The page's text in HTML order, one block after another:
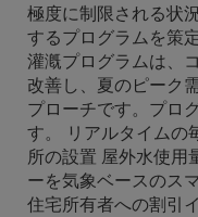
極度に制限される状
するプログラムを策
灌漑プログラムは、
改善し、夏のピーク
プローチです。プロ
す。 リアルタイムの
所の設置 屋外水使用
ーを気象ベースのス
住宅所有者への割引